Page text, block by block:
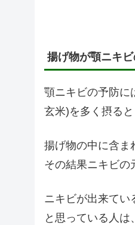
揚げ物が顎ニキ
顎ニキビの予防に
玄米)を多く摂る
揚げ物の中に含ま
その結果ニキビの
ニキビが出来てい
と思っている人は